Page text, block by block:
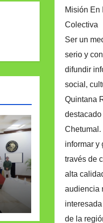
Misión En
Colectiva
Ser un
serio y
difundir
social,
Quintana
Chetumal.
informar y
través de
alta
audiencia
de la